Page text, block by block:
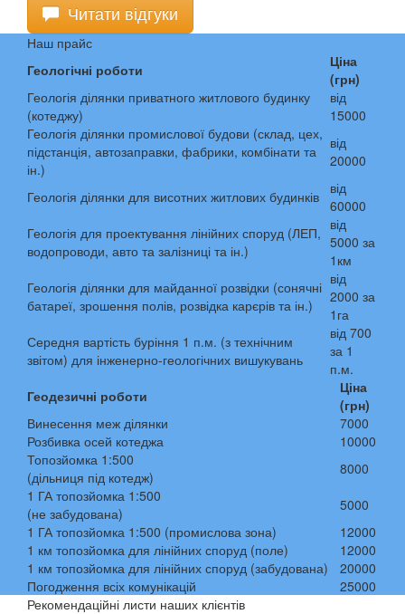
Читати відгуки
Наш прайс
Геологічні роботи
Ціна
(грн)
Геологія ділянки приватного житлового будинку
(котеджу)
від
15000
Геологія ділянки промислової будови (склад, цех,
підстанція, автозаправки, фабрики, комбінати та
ін.)
від
20000
Геологія ділянки для висотних житлових будинків
від
60000
Геологія для проектування лінійних споруд (ЛЕП,
водопроводи, авто та залізниці та ін.)
від
5000 за
1км
Геологія ділянки для майданної розвідки (сонячні
батареї, зрошення полів, розвідка карєрів та ін.)
від
2000 за
1га
Середня вартість буріння 1 п.м. (з технічним
звітом) для інженерно-геологічних вишукувань
від 700
за 1
п.м.
Геодезичні роботи
Ціна
(грн)
Винесення меж ділянки
7000
Розбивка осей котеджа
10000
Топозйомка 1:500
(дільниця під котедж)
8000
1 ГА топозйомка 1:500
(не забудована)
5000
1 ГА топозйомка 1:500 (промислова зона)
12000
1 км топозйомка для лінійних споруд (поле)
12000
1 км топозйомка для лінійних споруд (забудована)
20000
Погодження всіх комунікацій
25000
Рекомендаційні листи наших клієнтів